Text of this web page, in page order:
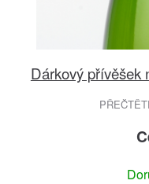
Dárkový přívěšek